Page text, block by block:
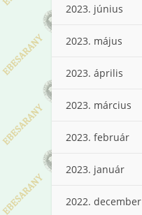
2023. június
2023. május
2023. április
2023. március
2023. február
2023. január
2022. december